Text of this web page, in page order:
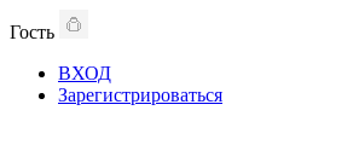
Гость
ВХОД
Зарегистрироваться